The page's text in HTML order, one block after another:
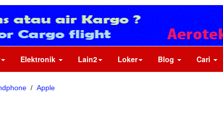
Elektronik Lain2 Loker Blog Cari
/ Apple